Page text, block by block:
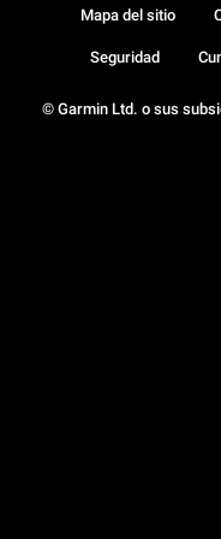
© Garmin Ltd. o sus
Mapa del sitio
Seguridad